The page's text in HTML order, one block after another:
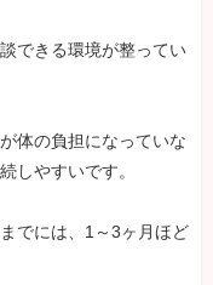
できる環境が整ってい
体の負担になっていな
しやすいです。
でには、1～3ヶ月ほど